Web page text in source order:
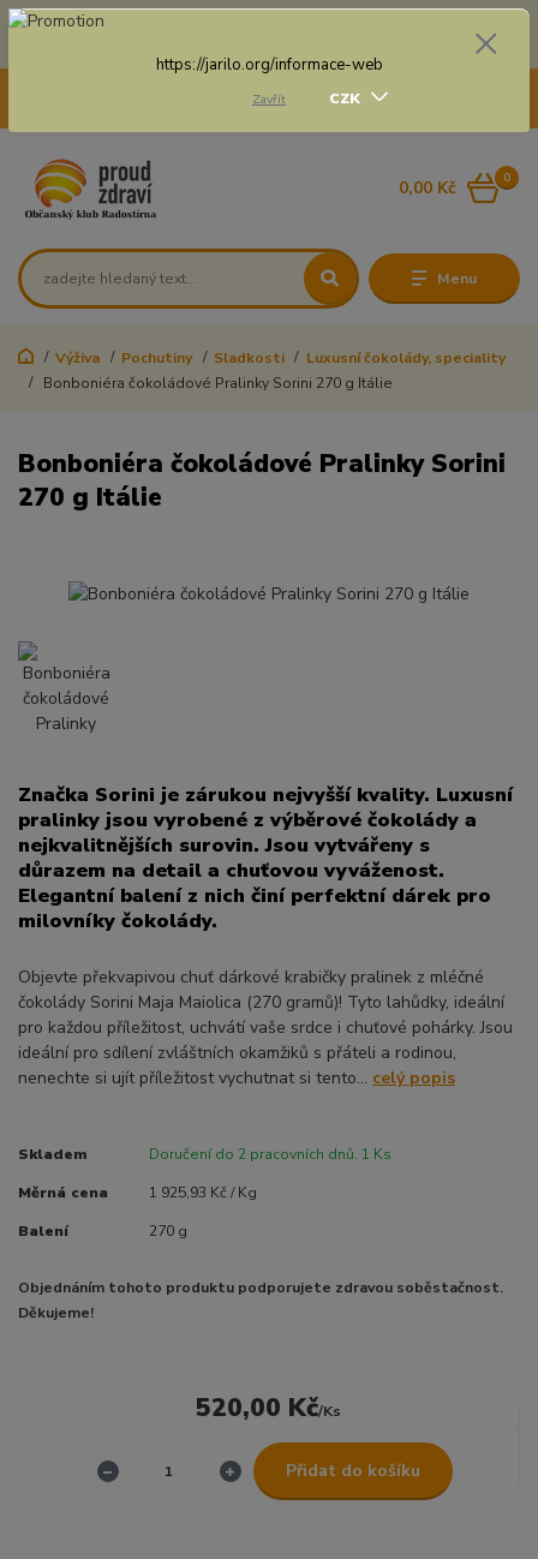
Doprava zdarma na některé druhy dopravy při nákupu
Menu
CZK
0
0,00 Kč
Výživa Pochutiny Sladkosti
Luxusní čokolády, speciality
Bonboniéra čokoládové Pralinky Sorini 270 g Itálie
Bonboniéra čokoládové Pralinky Sorini
270 g Itálie
Značka Sorini je zárukou nejvyšší kvality. Luxusní
pralinky jsou vyrobené z výběrové čokolády a
nejkvalitnějších surovin. Jsou vytvářeny s
důrazem na detail a chuťovou vyváženost.
Elegantní balení z nich činí perfektní dárek pro
milovníky čokolády.
Objevte překvapivou chuť dárkové krabičky pralinek z mléčné
čokolády Sorini Maja Maiolica (270 gramů)! Tyto lahůdky, ideální
pro každou příležitost, uchvátí vaše srdce i chuťové pohárky. Jsou
ideální pro sdílení zvláštních okamžiků s přáteli a rodinou,
nenechte si ujít příležitost vychutnat si tento... celý popis
Skladem Doručení do 2 pracovních dnů. 1 Ks
Měrná cena 1 925,93 Kč / Kg
Balení 270 g
Objednáním tohoto produktu podporujete zdravou soběstačnost.
Děkujeme!
520,00 Kč/Ks
Přidat do košíku
https://jarilo.org/informace-web
Zavřít